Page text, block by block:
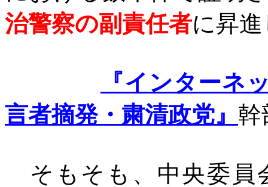
治警察の副責任者に昇
『インターネ
言者摘発・粛清政党』 幹
そもそも、中央委員